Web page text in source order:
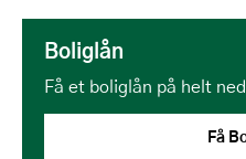
Boliglån
Få et boliglån på helt
Få